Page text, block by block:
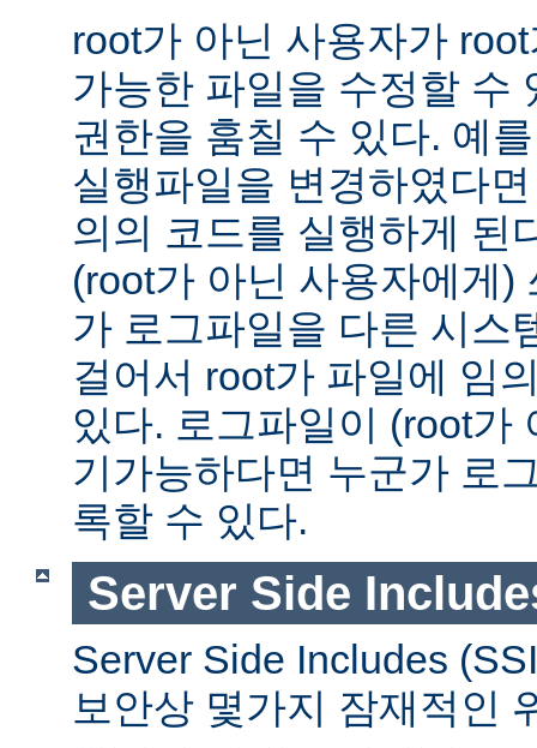
root가 아닌 사용자가
가능한 파일을 수정할 수
권한을 훔칠 수 있다. 예
실행파일을 변경하였다
의의 코드를 실행하게 된
(root가 아닌 사용자에게)
가 로그파일을 다른 시스
걸어서 root가 파일에 임
있다. 로그파일이 (root가
기가능하다면 누군가 로
록할 수 있다.
Server Side
Server Side Includes
보안상 몇가지 잠재적인